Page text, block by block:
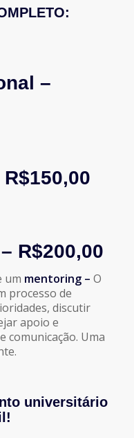
–
R$200,00
um mentoring – O
processo de
discutir
apoio e
comunicação. Uma
universitário